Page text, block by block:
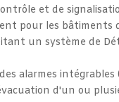
et de
pour les bâtiments
un système de
alarmes intégrables
d'un ou